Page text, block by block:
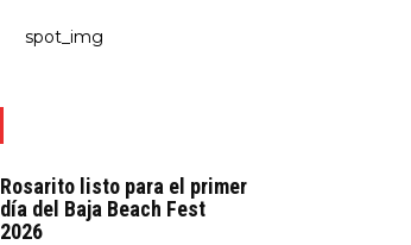
Rosarito listo para el primer
día del Baja Beach Fest
2026